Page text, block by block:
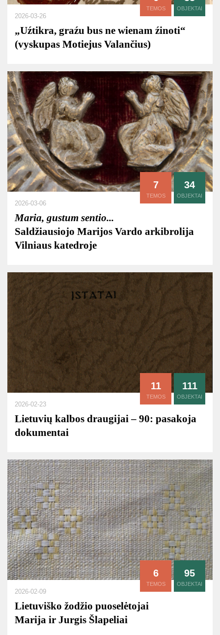
TEMOS OBJEKTAI
2026-03-26
„Uźtikra, graźu bus ne wienam źinoti“
(vyskupas Motiejus Valančius)
7
TEMOS
34
OBJEKTAI
2026-03-06
Maria, gustum sentio...
Saldžiausiojo Marijos Vardo arkibrolija
Vilniaus katedroje
11
TEMOS
111
OBJEKTAI
2026-02-23
Lietuvių kalbos draugijai – 90: pasakoja
dokumentai
6
TEMOS
95
OBJEKTAI
2026-02-09
Lietuviško žodžio puoselėtojai
Marija ir Jurgis Šlapeliai